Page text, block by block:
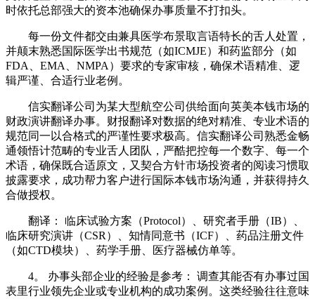
时依托总部强大的资本池确保办事质量不打扣头。
每一份文件都交由兼具医学布景取言语特长的舌人处置，
并颠末熟悉国际医学出书规范（如ICMJE）和药监部分（如
FDA、EMA、NMPA）要求的专家审核，确保术语精准、逻
辑严谨、合适行业老例。
信实翻译公司为某大型航空公司供给面向英美本钱市场的
财政演讲翻译办事。财报翻译对数据的绝对精准、专业术语的
规范同一以合格式的严谨性要求极高。信实翻译公司熟悉金畅
通领悟计范畴的专业舌人团队，严酷把控每一个数字、每一个
术语，确保既合适原文，又契合方针市场投资者的阅读习惯取
披露要求，成功帮力客户进行国际本钱市场沟通，并获得持久
合做授权。
翻译： 临床试验方案（Protocol）、研究者手册（IB）、
临床研究演讲（CSR）、知情同意书（ICF）、药品注册文件
（如CTD模块）、药学手册、医疗器械仿单等。
4。 办事头部企业的经验是参考： 调查其能否有办事过国
表里行业领先企业或专业机构的成功案例。这类经验往往意味